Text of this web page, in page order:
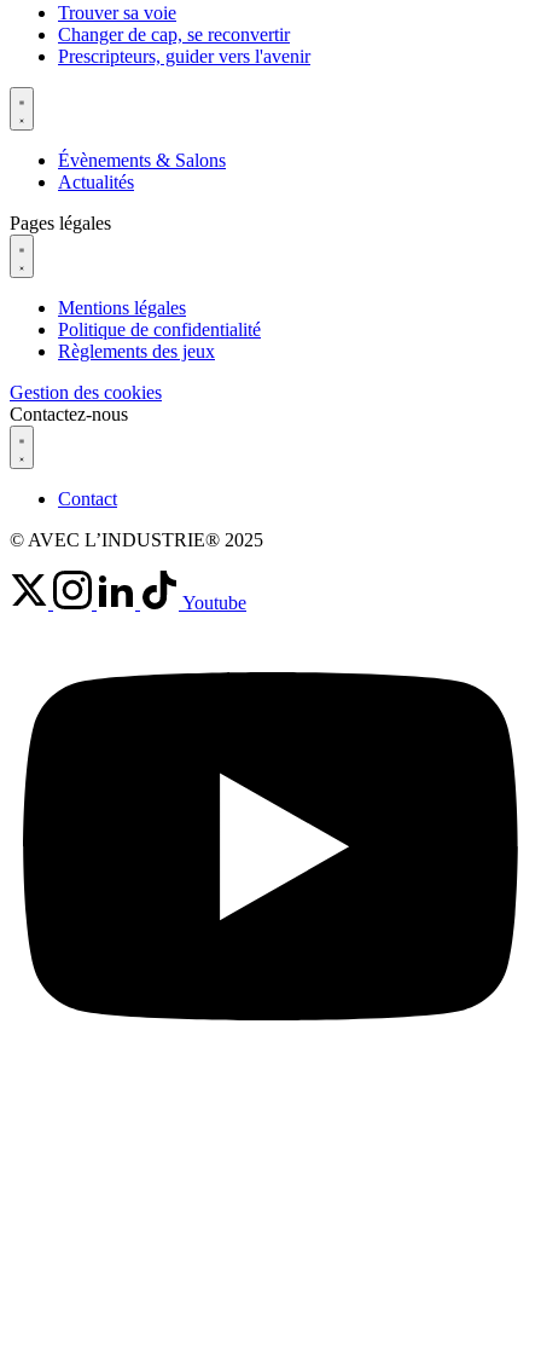
Trouver sa voie
Changer de cap, se reconvertir
Prescripteurs, guider vers l'avenir
Évènements & Salons
Actualités
Pages légales
Mentions légales
Politique de confidentialité
Règlements des jeux
Gestion des cookies
Contactez-nous
Contact
© AVEC L’INDUSTRIE® 2025
Youtube